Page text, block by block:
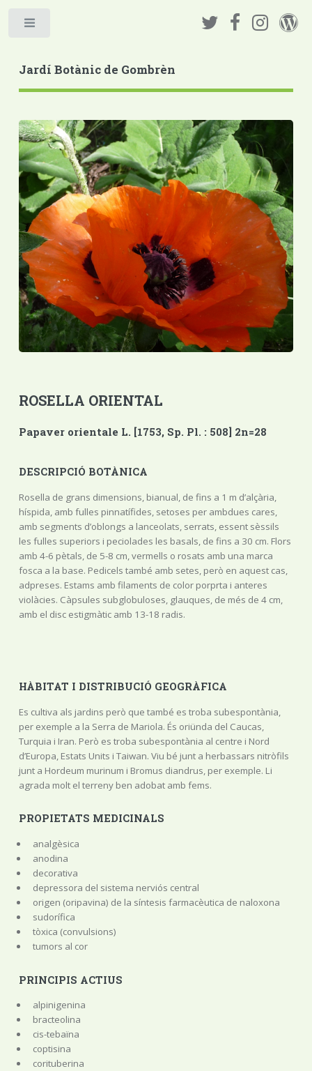
Jardí Botànic de Gombrèn
ROSELLA ORIENTAL
Papaver orientale L. [1753, Sp. Pl. : 508] 2n=28
DESCRIPCIÓ BOTÀNICA
Rosella de grans dimensions, bianual, de fins a 1 m d’alçària,
híspida, amb fulles pinnatífides, setoses per ambdues cares,
amb segments d’oblongs a lanceolats, serrats, essent sèssils
les fulles superiors i peciolades les basals, de fins a 30 cm. Flors
amb 4-6 pètals, de 5-8 cm, vermells o rosats amb una marca
fosca a la base. Pedicels també amb setes, però en aquest cas,
adpreses. Estams amb filaments de color porprta i anteres
violàcies. Càpsules subglobuloses, glauques, de més de 4 cm,
amb el disc estigmàtic amb 13-18 radis.
HÀBITAT I DISTRIBUCIÓ GEOGRÀFICA
Es cultiva als jardins però que també es troba subespontània,
per exemple a la Serra de Mariola. És oriünda del Caucas,
Turquia i Iran. Però es troba subespontània al centre i Nord
d’Europa, Estats Units i Taiwan. Viu bé junt a herbassars nitròfils
junt a Hordeum murinum i Bromus diandrus, per exemple. Li
agrada molt el terreny ben adobat amb fems.
PROPIETATS MEDICINALS
analgèsica
anodina
decorativa
depressora del sistema nerviós central
origen (oripavina) de la síntesis farmacèutica de naloxona
sudorífica
tòxica (convulsions)
tumors al cor
PRINCIPIS ACTIUS
alpinigenina
bracteolina
cis-tebaïna
coptisina
corituberina